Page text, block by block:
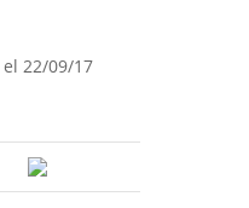
el 22/09/17